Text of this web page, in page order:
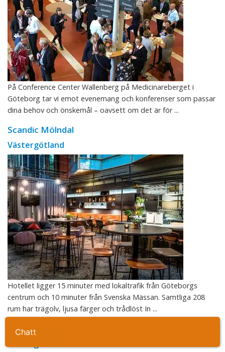
Ta kontakt
På Conference Center Wallenberg på Medicinareberget i
Göteborg tar vi emot evenemang och konferenser som passar
dina behov och önskemål – oavsett om det är för ...
Scandic Mölndal
Västergötland
Hotellet ligger 15 minuter med lokaltrafik från Göteborgs
centrum och 10 minuter från Svenska Mässan. Samtliga 208
rum har trägolv, ljusa färger och trådlöst In ...
Hotell Ranten